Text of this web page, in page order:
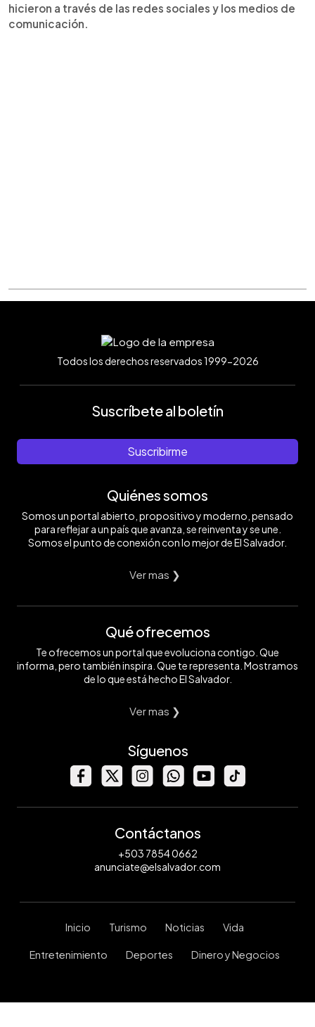
hicieron a través de las redes sociales y los medios de
comunicación.
Todos los derechos reservados 1999-2026
Suscríbete al boletín
Suscribirme
Quiénes somos
Somos un portal abierto, propositivo y moderno, pensado
para reflejar a un país que avanza, se reinventa y se une.
Somos el punto de conexión con lo mejor de El Salvador.
Ver mas ❯
Qué ofrecemos
Te ofrecemos un portal que evoluciona contigo. Que
informa, pero también inspira. Que te representa. Mostramos
de lo que está hecho El Salvador.
Ver mas ❯
Síguenos
Contáctanos
+503 7854 0662
anunciate@elsalvador.com
Inicio Turismo Noticias Vida
Entretenimiento Deportes Dinero y Negocios